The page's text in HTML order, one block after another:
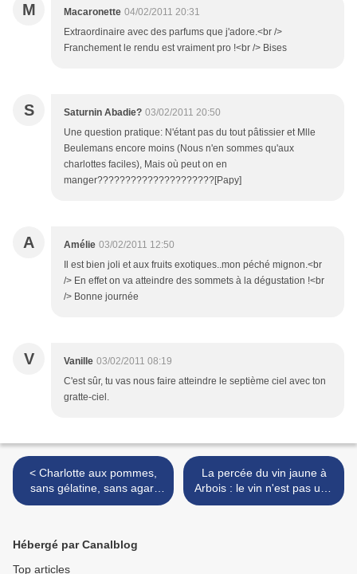
M Macaronette 04/02/2011 20:31
Extraordinaire avec des parfums que j'adore.<br />
Franchement le rendu est vraiment pro !<br /> Bises
S Saturnin Abadie? 03/02/2011 20:50
Une question pratique: N'étant pas du tout pâtissier et Mlle
Beulemans encore moins (Nous n'en sommes qu'aux
charlottes faciles), Mais où peut on en
manger?????????????????????[Papy]
A Amélie 03/02/2011 12:50
Il est bien joli et aux fruits exotiques..mon péché mignon.<br
/> En effet on va atteindre des sommets à la dégustation !<br
/> Bonne journée
V Vanille 03/02/2011 08:19
C'est sûr, tu vas nous faire atteindre le septième ciel avec ton
gratte-ciel.
< Charlotte aux pommes,
sans gélatine, sans agar,
mais avec du beurre parce
La percée du vin jaune à
Arbois : le vin n'est pas une
boisson comme les autres >
Hébergé par Canalblog
Top articles